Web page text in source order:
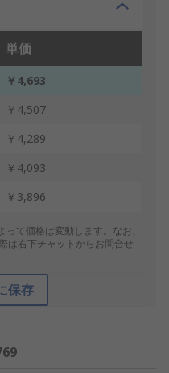
単価
￥4,693
￥4,507
￥4,289
￥4,093
￥3,896
て価格は変動します。なお、
は右下チャットからお問合せ
保存